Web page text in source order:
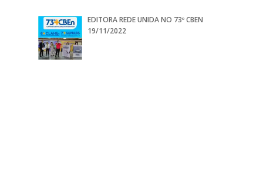
EDITORA REDE UNIDA NO 73º CBEN
19/11/2022